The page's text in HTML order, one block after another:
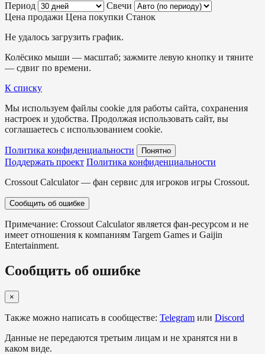
Период
Свечи
Цена продажи Цена покупки Станок
Не удалось загрузить график.
Колёсико мыши — масштаб; зажмите левую кнопку и тяните
— сдвиг по времени.
К списку
Мы используем файлы cookie для работы сайта, сохранения
настроек и удобства. Продолжая использовать сайт, вы
соглашаетесь с использованием cookie.
Политика конфиденциальности Понятно
Поддержать проект Политика конфиденциальности
Crossout Calculator — фан сервис для игроков игры Crossout.
Сообщить об ошибке
Примечание: Crossout Calculator является фан-ресурсом и не
имеет отношения к компаниям Targem Games и Gaijin
Entertainment.
Сообщить об ошибке
×
Также можно написать в сообществе: Telegram или Discord
Данные не передаются третьим лицам и не хранятся ни в
каком виде.